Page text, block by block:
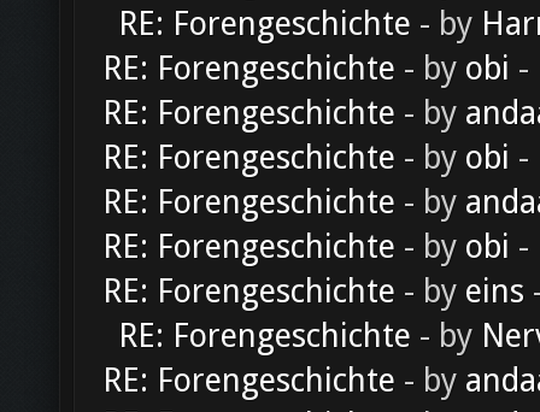
RE: Forengeschichte - by
RE: Forengeschichte - by obi -
RE: Forengeschichte - by
RE: Forengeschichte - by obi -
RE: Forengeschichte - by
RE: Forengeschichte - by obi -
RE: Forengeschichte - by eins
RE: Forengeschichte - by
RE: Forengeschichte - by